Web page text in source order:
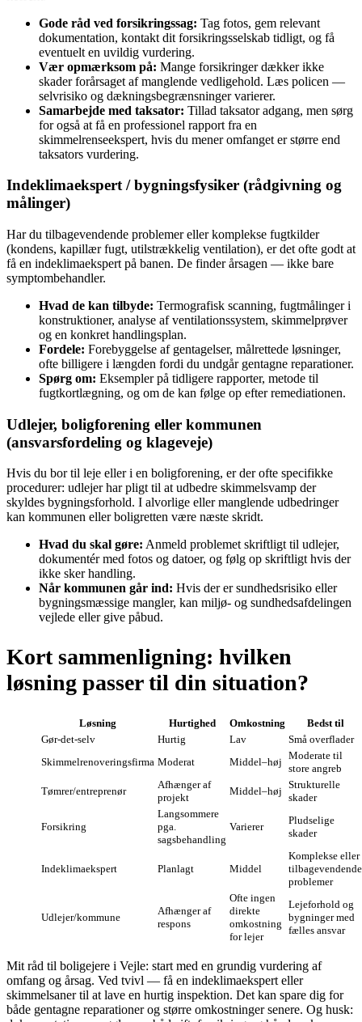
Gode råd ved forsikringssag: Tag fotos, gem relevant
dokumentation, kontakt dit forsikringsselskab tidligt, og få
eventuelt en uvildig vurdering.
Vær opmærksom på: Mange forsikringer dækker ikke
skader forårsaget af manglende vedligehold. Læs policen —
selvrisiko og dækningsbegrænsninger varierer.
Samarbejde med taksator: Tillad taksator adgang, men sørg
for også at få en professionel rapport fra en
skimmelrenseekspert, hvis du mener omfanget er større end
taksators vurdering.
Indeklimaekspert / bygningsfysiker (rådgivning og
målinger)
Har du tilbagevendende problemer eller komplekse fugtkilder
(kondens, kapillær fugt, utilstrækkelig ventilation), er det ofte godt at
få en indeklimaekspert på banen. De finder årsagen — ikke bare
symptombehandler.
Hvad de kan tilbyde: Termografisk scanning, fugtmålinger i
konstruktioner, analyse af ventilationssystem, skimmelprøver
og en konkret handlingsplan.
Fordele: Forebyggelse af gentagelser, målrettede løsninger,
ofte billigere i længden fordi du undgår gentagne reparationer.
Spørg om: Eksempler på tidligere rapporter, metode til
fugtkortlægning, og om de kan følge op efter remediationen.
Udlejer, boligforening eller kommunen
(ansvarsfordeling og klageveje)
Hvis du bor til leje eller i en boligforening, er der ofte specifikke
procedurer: udlejer har pligt til at udbedre skimmelsvamp der
skyldes bygningsforhold. I alvorlige eller manglende udbedringer
kan kommunen eller boligretten være næste skridt.
Hvad du skal gøre: Anmeld problemet skriftligt til udlejer,
dokumentér med fotos og datoer, og følg op skriftligt hvis der
ikke sker handling.
Når kommunen går ind: Hvis der er sundhedsrisiko eller
bygningsmæssige mangler, kan miljø- og sundhedsafdelingen
vejlede eller give påbud.
Kort sammenligning: hvilken
løsning passer til din situation?
Løsning Hurtighed Omkostning
Bedst til
Gør‑det‑selv
Hurtig Lav
Små overflader
Skimmelrenoveringsfirma Moderat Middel–høj
Moderate til
store angreb
Tømrer/entreprenør
Afhænger af
projekt
Middel–høj
Strukturelle
skader
Forsikring
Langsommere
pga.
sagsbehandling
Varierer
Pludselige
skader
Indeklimaekspert Planlagt Middel
Komplekse eller
tilbagevendende
problemer
Udlejer/kommune
Afhænger af
respons
Ofte ingen
direkte
omkostning
for lejer
Leje­forhold og
bygninger med
fælles ansvar
Mit råd til boligejere i Vejle: start med en grundig vurdering af
omfang og årsag. Ved tvivl — få en indeklimaekspert eller
skimmelsaner til at lave en hurtig inspektion. Det kan spare dig for
både gentagne reparationer og større omkostninger senere. Og husk: